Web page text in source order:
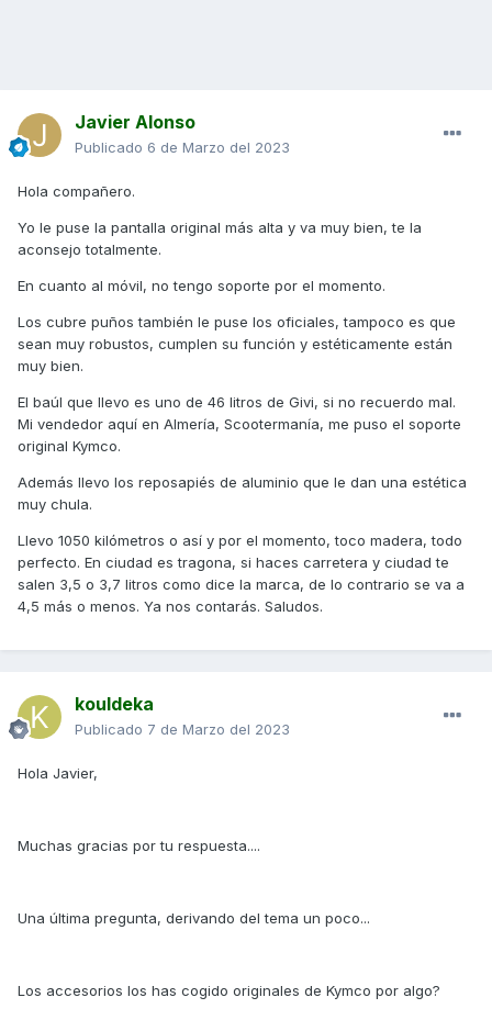
Javier Alonso
Publicado 6 de Marzo del 2023
Hola compañero.
Yo le puse la pantalla original más alta y va muy bien, te la
aconsejo totalmente.
En cuanto al móvil, no tengo soporte por el momento.
Los cubre puños también le puse los oficiales, tampoco es que
sean muy robustos, cumplen su función y estéticamente están
muy bien.
El baúl que llevo es uno de 46 litros de Givi, si no recuerdo mal.
Mi vendedor aquí en Almería, Scootermanía, me puso el soporte
original Kymco.
Además llevo los reposapiés de aluminio que le dan una estética
muy chula.
Llevo 1050 kilómetros o así y por el momento, toco madera, todo
perfecto. En ciudad es tragona, si haces carretera y ciudad te
salen 3,5 o 3,7 litros como dice la marca, de lo contrario se va a
4,5 más o menos. Ya nos contarás. Saludos.
kouldeka
Publicado 7 de Marzo del 2023
Hola Javier,
Muchas gracias por tu respuesta....
Una última pregunta, derivando del tema un poco...
Los accesorios los has cogido originales de Kymco por algo?